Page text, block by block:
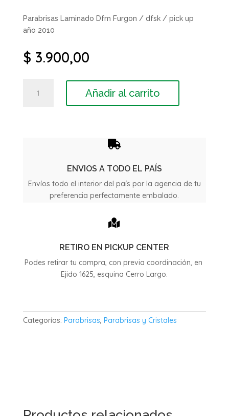
Parabrisas Laminado Dfm Furgon / dfsk / pick up
año 2010
$ 3.900,00
Laminado
2010
Añadir al carrito

ENVIOS A TODO EL PAÍS
Envíos todo el interior del país por la agencia de tu
preferencia perfectamente embalado.

RETIRO EN PICKUP CENTER
Podes retirar tu compra, con previa coordinación, en
Ejido 1625, esquina Cerro Largo.
Categorías: Parabrisas, Parabrisas y Cristales